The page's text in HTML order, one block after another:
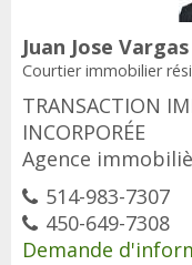
Juan Jose
Courtier immobilier
TRANSACTION
INCORPORÉE
Agence
514-983-7307
450-649-7308
Demande